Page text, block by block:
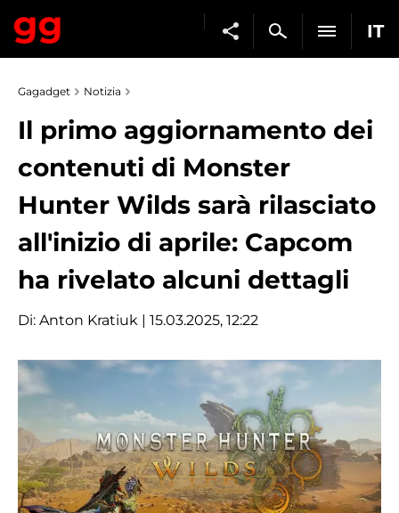
IT
Gagadget Notizia
Il primo aggiornamento dei
contenuti di Monster
Hunter Wilds sarà rilasciato
all'inizio di aprile: Capcom
ha rivelato alcuni dettagli
Di: Anton Kratiuk | 15.03.2025, 12:22